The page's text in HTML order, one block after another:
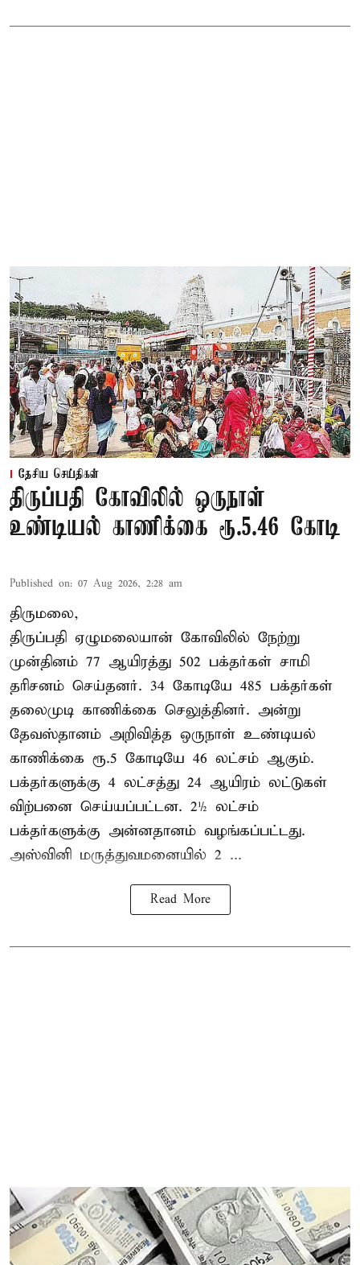
தேசிய செய்திகள்
திருப்பதி கோவிலில் ஒருநாள்
உண்டியல் காணிக்கை ரூ.5.46 கோடி
Published on: 07 Aug 2026, 2:28 am
திருமலை,
திருப்பதி ஏழுமலையான் கோவிலில் நேற்று
முன்தினம் 77 ஆயிரத்து 502 பக்தர்கள் சாமி
தரிசனம் செய்தனர். 34 கோடியே 485 பக்தர்கள்
தலைமுடி காணிக்கை செலுத்தினர். அன்று
தேவஸ்தானம் அறிவித்த ஒருநாள் உண்டியல்
காணிக்கை ரூ.5 கோடியே 46 லட்சம் ஆகும்.
பக்தர்களுக்கு 4 லட்சத்து 24 ஆயிரம் லட்டுகள்
விற்பனை செய்யப்பட்டன. 2½ லட்சம்
பக்தர்களுக்கு அன்னதானம் வழங்கப்பட்டது.
அஸ்வினி மருத்துவமனையில் 2 ...
Read More